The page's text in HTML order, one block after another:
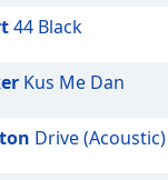
44 Black
Kus Me Dan
Drive (Acoustic)